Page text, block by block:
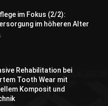
im Fokus (2/2):
im höheren Alter
Rehabilitation bei
Tooth Wear mit
Komposit und